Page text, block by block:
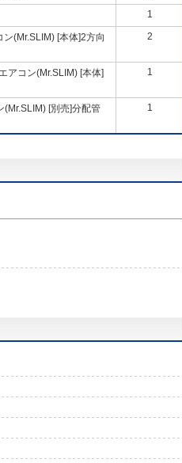
1
(Mr.SLIM) [本体]2方向
2
アコン(Mr.SLIM) [本体]
1
(Mr.SLIM) [別売]分配管
1